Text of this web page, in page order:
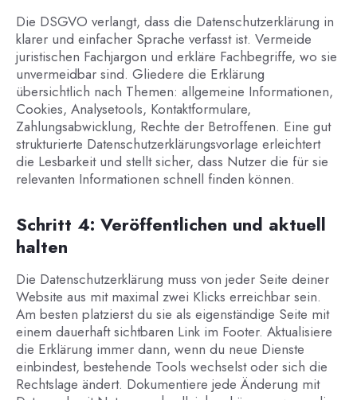
Die DSGVO verlangt, dass die Datenschutzerklärung in
klarer und einfacher Sprache verfasst ist. Vermeide
juristischen Fachjargon und erkläre Fachbegriffe, wo sie
unvermeidbar sind. Gliedere die Erklärung
übersichtlich nach Themen: allgemeine Informationen,
Cookies, Analysetools, Kontaktformulare,
Zahlungsabwicklung, Rechte der Betroffenen. Eine gut
strukturierte Datenschutzerklärungsvorlage erleichtert
die Lesbarkeit und stellt sicher, dass Nutzer die für sie
relevanten Informationen schnell finden können.
Schritt 4: Veröffentlichen und aktuell
halten
Die Datenschutzerklärung muss von jeder Seite deiner
Website aus mit maximal zwei Klicks erreichbar sein.
Am besten platzierst du sie als eigenständige Seite mit
einem dauerhaft sichtbaren Link im Footer. Aktualisiere
die Erklärung immer dann, wenn du neue Dienste
einbindest, bestehende Tools wechselst oder sich die
Rechtslage ändert. Dokumentiere jede Änderung mit